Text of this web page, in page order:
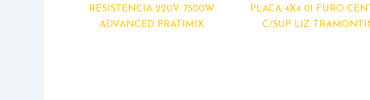
RESISTENCIA 220V 7500W
ADVANCED PRATIMIX
PLACA 4X4 01 FURO
C/SUP LIZ